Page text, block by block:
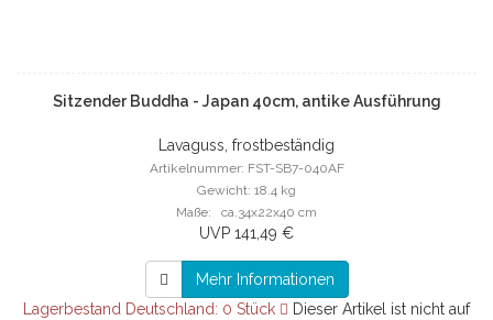
Sitzender Buddha - Japan 40cm, antike Ausführung
Lavaguss, frostbeständig
Artikelnummer: FST-SB7-040AF
Gewicht: 18.4 kg
Maße: ca.34x22x40 cm
UVP 141,49 €
Mehr Informationen
Lagerbestand Deutschland: 0 Stück
Dieser Artikel ist nicht auf